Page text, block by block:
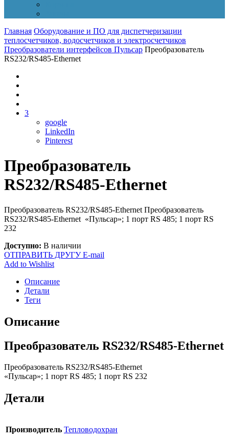
Главная Оборудование и ПО для диспетчеризации
теплосчетчиков, водосчетчиков и электросчетчиков
Преобразователи интерфейсов Пульсар Преобразователь
RS232/RS485-Ethernet
3
google
LinkedIn
Pinterest
Преобразователь
RS232/RS485-Ethernet
Преобразователь RS232/RS485-Ethernet Преобразователь
RS232/RS485-Ethernet «Пульсар»; 1 порт RS 485; 1 порт RS
232
Доступно: В наличии
ОТПРАВИТЬ ДРУГУ E-mail
Add to Wishlist
Описание
Детали
Теги
Описание
Преобразователь RS232/RS485-Ethernet
Преобразователь RS232/RS485-Ethernet
«Пульсар»; 1 порт RS 485; 1 порт RS 232
Детали
Производитель Тепловодохран